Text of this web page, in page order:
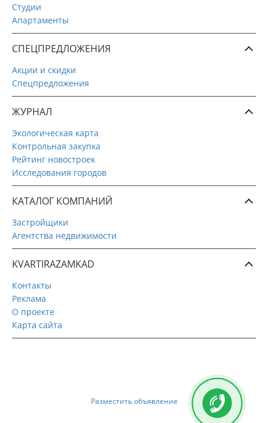
Студии
Апартаменты
СПЕЦПРЕДЛОЖЕНИЯ
Акции и скидки
Спецпредложения
ЖУРНАЛ
Экологическая карта
Контрольная закупка
Рейтинг новостроек
Исследования городов
КАТАЛОГ КОМПАНИЙ
Застройщики
Агентства недвижимости
KVARTIRAZAMKAD
Контакты
Реклама
О проекте
Карта сайта
Разместить объявление